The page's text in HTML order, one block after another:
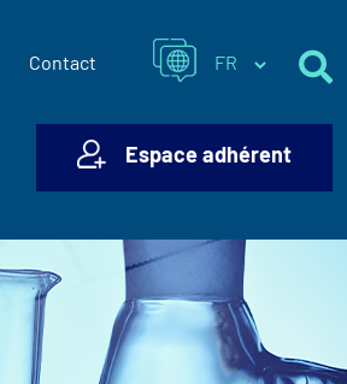
Contact
Espace adhérent